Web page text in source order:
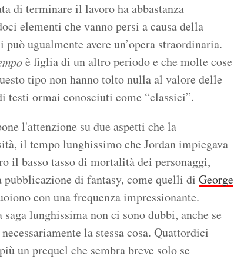
di terminare il lavoro ha abbastanza
elementi che vanno persi a causa della
ugualmente avere un’opera straordinaria.
è figlia di un altro periodo e che molte cose
tipo non hanno tolto nulla al valore delle
testi ormai conosciuti come “classici”.
l'attenzione su due aspetti che la
il tempo lunghissimo che Jordan impiegava
il basso tasso di mortalità dei personaggi,
di fantasy, come quelli di George
con una frequenza impressionante.
saga lunghissima non ci sono dubbi, anche se
la stessa cosa. Quattordici
un prequel che sembra breve solo se